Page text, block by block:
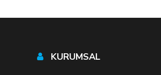
KURUMSAL